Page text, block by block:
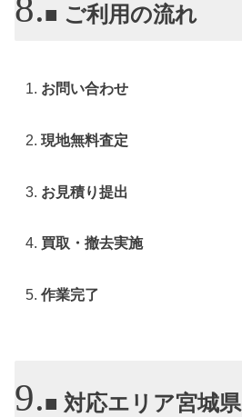
■ ご利用の流れ
お問い合わせ
現地無料査定
お見積り提出
買取・撤去実施
作業完了
■ 対応エリア宮城県